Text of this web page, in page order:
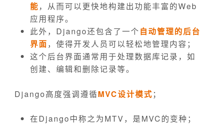
能，从而可以更快地构建出功能丰富的Web
应用程序。
此外，Django还包含了一个自动管理的后台
界面，使得开发人员可以轻松地管理内容；
这个后台界面通常用于处理数据库记录，如
创建、编辑和删除记录等。
Django高度强调遵循MVC设计模式 ；
在Django中称之为MTV，是MVC的变种；